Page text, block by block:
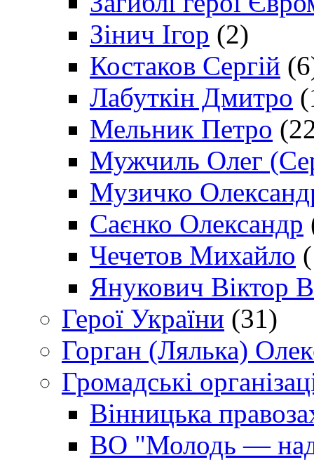
Зінич Ігор (2)
Костаков Сергій
Лабуткін Дмитро
Мельник Петро
Мужчиль Олег
Музичко
Саєнко Олександр
Чечетов Михайло
Янукович Віктор
Герої України (31)
Горган (Лялька)
Громадські
Вінницька
ВО "Молодь —